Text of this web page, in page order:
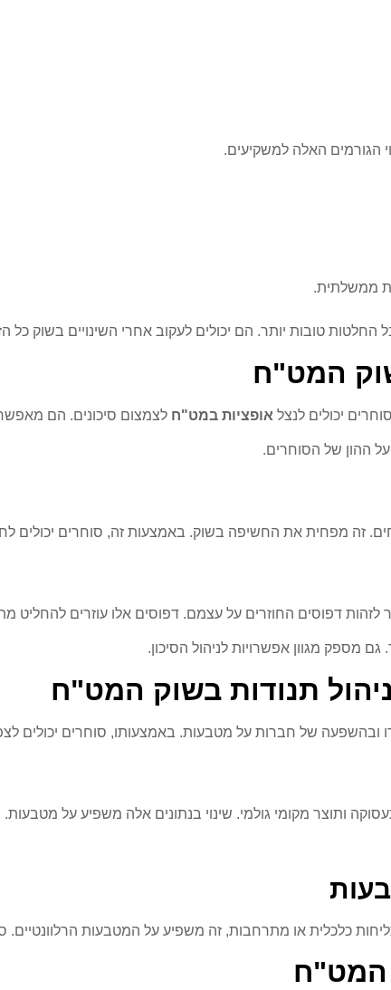
הגורמים האלה למשקיעים.
ממשלתית.
טובות יותר. הם יכולים לעקוב אחרי השינויים בשוק כל
המט"ח
יכולים לנצל אופציות במט"ח לצמצום סיכונים. הם
על ההון של הסוחרים.
זה מפחית את החשיפה בשוק. באמצעות זה, סוחרים יכולים
לזהות דפוסים החוזרים על עצמם. דפוסים אלו עוזרים להחליט
מספק מגוון אפשרויות לניהול הסיכון.
תנודות בשוק המט"ח
ובהשפעה של חברות על מטבעות. באמצעותו, סוחרים יכולים
ותוצר מקומי גולמי. שינוי בנתונים אלה משפיע על מטבעות.
כלכלית או מתרחבות, זה משפיע על המטבעות הרלוונטיים.
המט"ח